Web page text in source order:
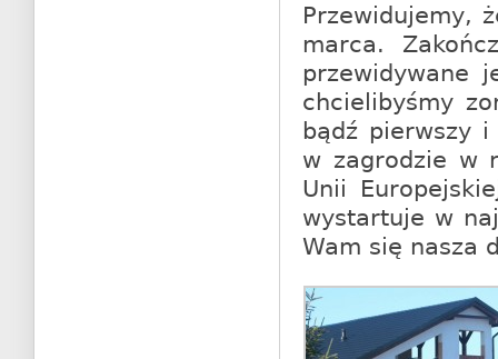
Przewidujemy,
marca.
przewidywane
chcielibyśmy
bądź pierwszy
w zagrodzie w
Unii
wystartuje w
Wam się nasza